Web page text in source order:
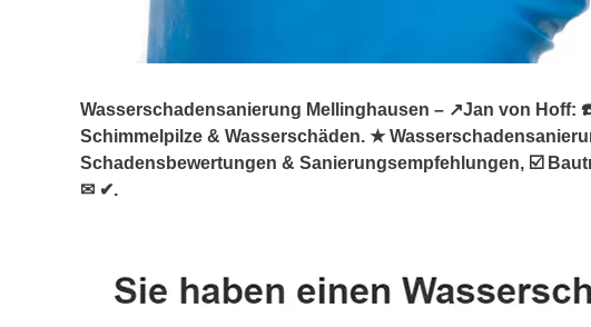
Wasserschadensanierung Mellinghausen – ↗️Jan von
Schimmelpilze & Wasserschäden. ★
Schadensbewertungen & Sanierungsempfehlungen, ☑️
✉ ✔.